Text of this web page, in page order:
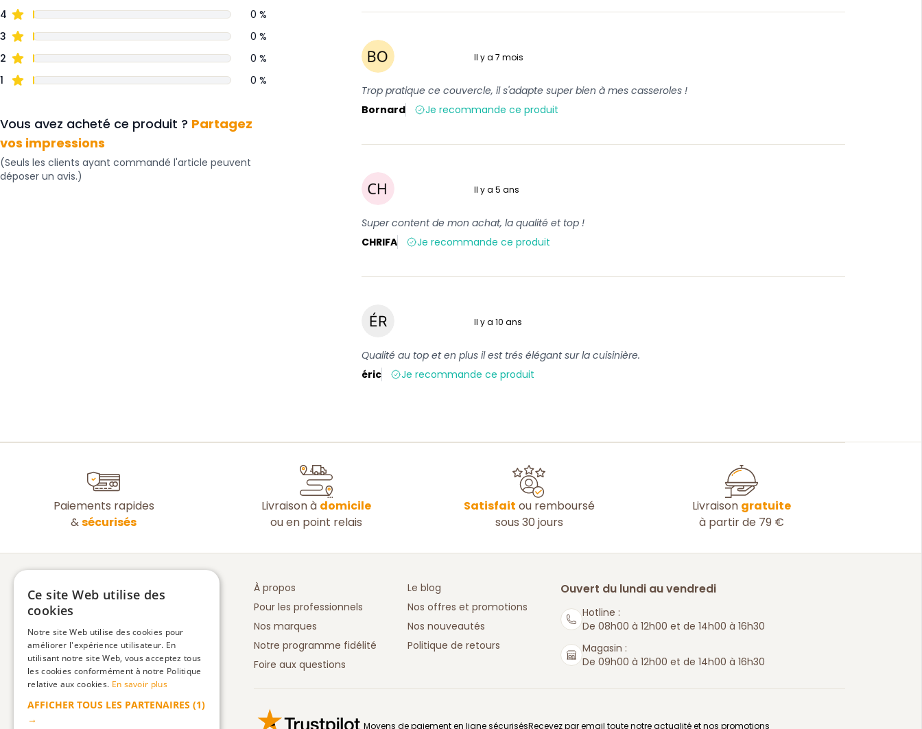
4
0 %
3
0 %
2
0 %
1
0 %
Vous avez acheté ce produit ? Partagez
vos impressions
(Seuls les clients ayant commandé l'article peuvent
déposer un avis.)
Il y a 7 mois
Trop pratique ce couvercle, il s'adapte super bien à mes casseroles !
Bornard
Je recommande ce produit
Il y a 5 ans
Super content de mon achat, la qualité et top !
CHRIFA
Je recommande ce produit
Il y a 10 ans
Qualité au top et en plus il est trés élégant sur la cuisinière.
éric
Je recommande ce produit
Paiements rapides
&sécurisés
Livraison à domicile
ou en point relais
Satisfait ou remboursé
sous 30 jours
Livraison gratuite
à partir de 79 €
À propos
Le blog
Pour les professionnels
Nos offres et promotions
Nos marques
Nos nouveautés
Notre programme fidélité
Politique de retours
Foire aux questions
Ouvert du lundi au vendredi
Hotline :
De 08h00 à 12h00 et de 14h00 à 16h30
Magasin :
De 09h00 à 12h00 et de 14h00 à 16h30
Truspilot : La Boutique des chefs
Moyens de paiement en ligne sécurisésRecevez par email toute notre actualité et nos promotions
Ce site Web utilise des
cookies
Notre site Web utilise des cookies pour
améliorer l'expérience utilisateur. En
utilisant notre site Web, vous acceptez tous
les cookies conformément à notre Politique
relative aux cookies. En savoir plus
AFFICHER TOUS LES PARTENAIRES (1)
→